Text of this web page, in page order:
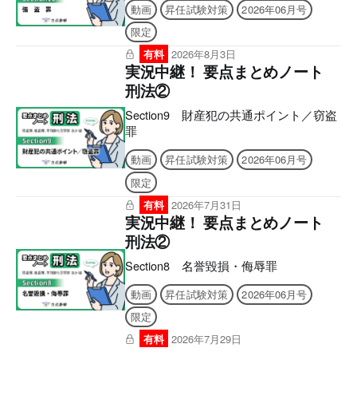
動画 昇任試験対策
2026年06月号
限定
有料 2026年8月3日
実況中継！ 要点まとめノート
刑法②
Section9 財産犯の共通ポイント／窃盗
罪
動画 昇任試験対策
2026年06月号
限定
有料 2026年7月31日
実況中継！ 要点まとめノート
刑法②
Section8 名誉毀損・侮辱罪
動画 昇任試験対策
2026年06月号
限定
有料 2026年7月29日